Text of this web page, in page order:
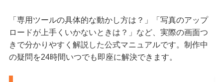
「専用ツールの具体的な動かし方は？」「写真のアップ
ロードが上手くいかないときは？」など、実際の画面つ
きで分かりやすく解説した公式マニュアルです。制作中
の疑問を24時間いつでも即座に解決できます。